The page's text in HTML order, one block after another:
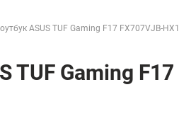
ASUS TUF Gaming F17 FX707VJB-
TUF Gaming